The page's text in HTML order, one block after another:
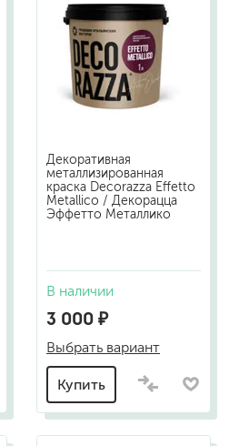
Декоративная
металлизированная
краска Decorazza Effetto
Metallico / Декорацца
Эффетто Металлико
В наличии
3 000 ₽
Выбрать вариант
Купить